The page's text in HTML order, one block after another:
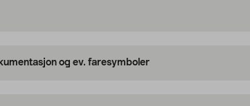
og ev. faresymboler